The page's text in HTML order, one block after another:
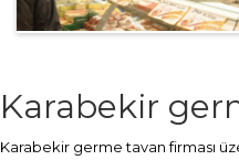
Karabekir
Karabekir germe tavan firması